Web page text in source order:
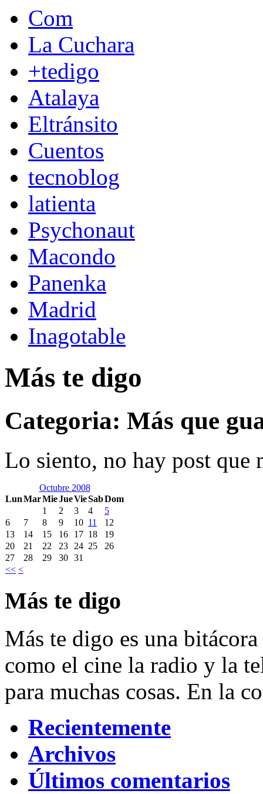
Com
La Cuchara
+tedigo
Atalaya
Eltránsito
Cuentos
tecnoblog
latienta
Psychonaut
Macondo
Panenka
Madrid
Inagotable
Más te digo
Categoria: Más que
Lo siento, no hay post que
Octubre 2008
LunMarMieJueVieSabDom
<< <
1 2 3 4
5
6
7 8 9 10 11
12
13
14 15 16 17 18
19
20
21 22 23 24 25
26
27
28 29 30 31
Más te digo
Más te digo es una
como el cine la radio y la
para muchas cosas. En la
Recientemente
Archivos
Últimos comentarios